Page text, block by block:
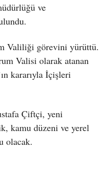
ve
Valiliği görevini yürüttü.
Valisi olarak atanan
kararıyla İçişleri
Çiftçi, yeni
kamu düzeni ve yerel
olacak.